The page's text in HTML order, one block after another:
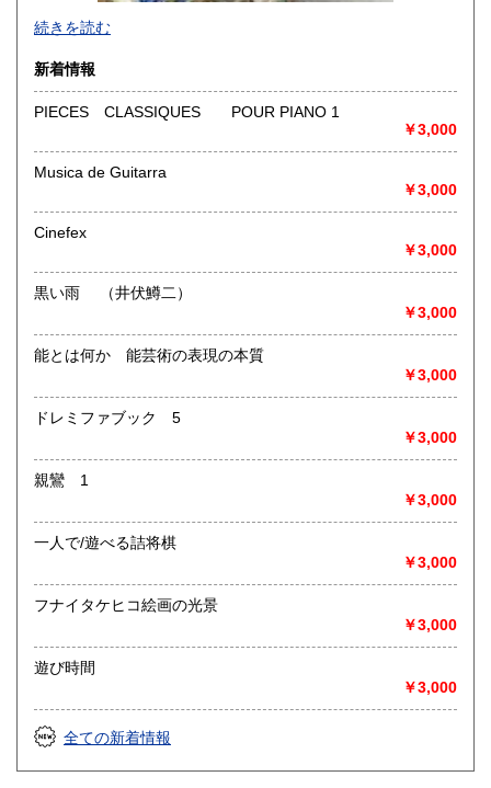
-
沿線名：-
最寄駅：-
営業時間：-
定休日：-
書籍の買取について
取り扱い分野
総記、哲学宗教、歴史、社会科学、自然科学、美術工芸、国
語国文、外国文学、古典籍、近代文献、趣味、外国書、サブ
続きを読む
新着情報
PIECES CLASSIQUES POUR PIANO 1
￥3,000
Musica de Guitarra
￥3,000
Cinefex
￥3,000
黒い雨 （井伏鱒二）
￥3,000
能とは何か 能芸術の表現の本質
￥3,000
ドレミファブック 5
￥3,000
親鸞 1
￥3,000
一人で/遊べる詰将棋
￥3,000
フナイタケヒコ絵画の光景
￥3,000
遊び時間
￥3,000
全ての新着情報